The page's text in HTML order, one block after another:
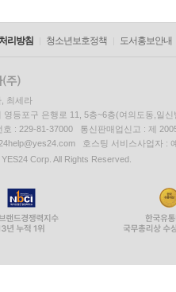
리방침 청소년보호정책 도서홍보안내
최세라
영등포구 은행로 11, 5층~6층(여의도동,일신
호 : 229-81-37000 통신판매업신고 : 제
호스팅 서비스사업자 :
Corp. All Rights Reserved.